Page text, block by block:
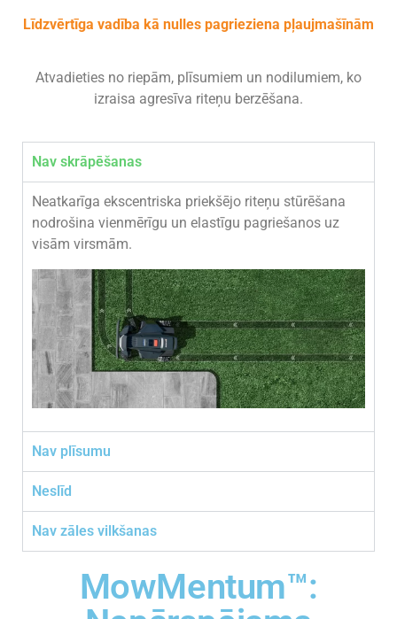
Līdzvērtīga vadība kā nulles pagrieziena pļaujmašīnām
Atvadieties no riepām, plīsumiem un nodilumiem, ko
izraisa agresīva riteņu berzēšana.
Nav skrāpēšanas
Neatkarīga ekscentriska priekšējo riteņu stūrēšana
nodrošina vienmērīgu un elastīgu pagriešanos uz
visām virsmām.
Nav plīsumu
Neslīd
Nav zāles vilkšanas
MowMentum™: